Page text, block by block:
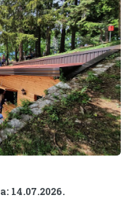
14.07.2026.